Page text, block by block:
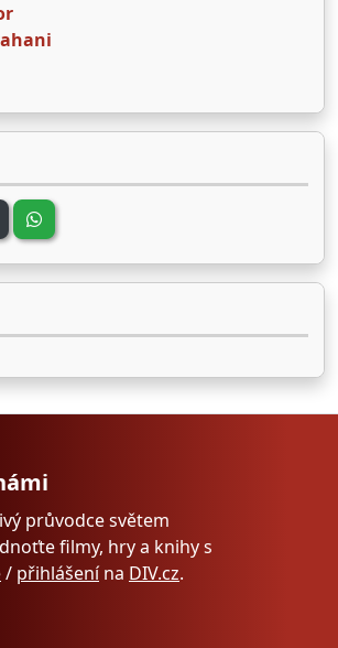
průvodce světem
filmy, hry a knihy s
/ přihlášenína DIV.cz.